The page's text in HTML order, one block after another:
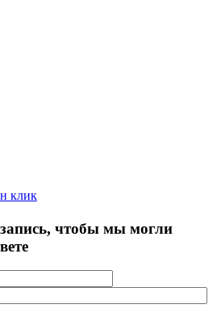
клик
чтобы мы могли